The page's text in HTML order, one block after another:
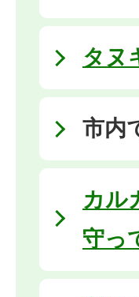
タヌ
市内
カル
守っ